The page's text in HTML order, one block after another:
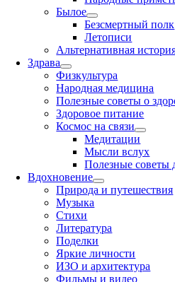
Былое
Безсмертный полк
Летописи
Альтернативная
Здрава
Физкультура
Народная медицина
Полезные советы о
Здоровое питание
Космос на связи
Медитации
Мысли вслух
Полезные советы
Вдохновение
Природа и путешествия
Музыка
Стихи
Литература
Поделки
Яркие личности
ИЗО и архитектура
Фильмы и видео